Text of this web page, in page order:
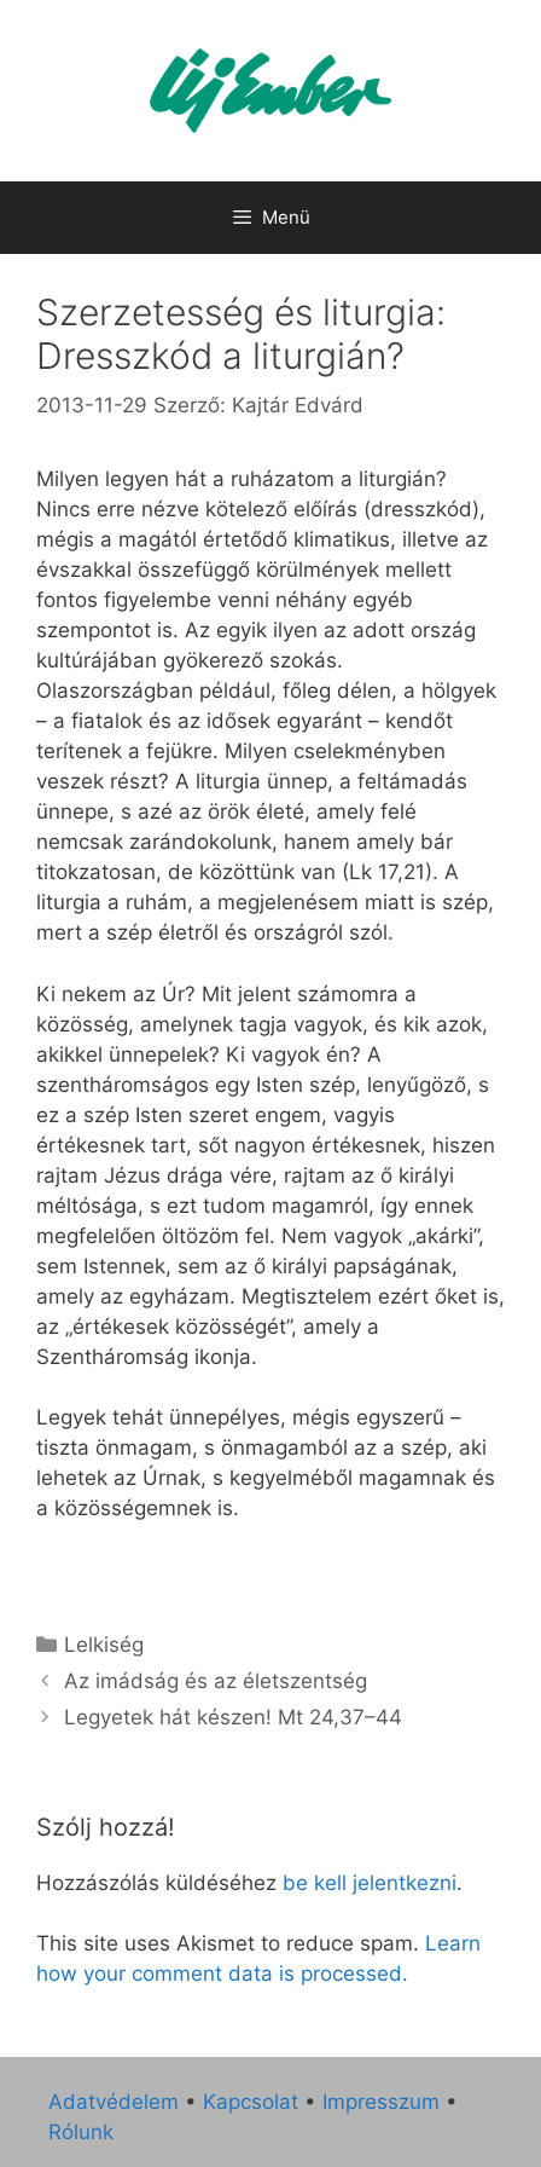
Menü
Szerzetesség és liturgia:
Dresszkód a liturgián?
2013-11-29 Szerző: Kajtár Edvárd
Milyen legyen hát a ruházatom a liturgián?
Nincs erre nézve kötelező előírás (dresszkód),
mégis a magától értetődő klimatikus, illetve az
évszakkal összefüggő körülmények mellett
fontos figyelembe venni néhány egyéb
szempontot is. Az egyik ilyen az adott ország
kultúrájában gyökerező szokás.
Olaszországban például, főleg délen, a hölgyek
– a fiatalok és az idősek egyaránt – kendőt
terítenek a fejükre. Milyen cselekményben
veszek részt? A liturgia ünnep, a feltámadás
ünnepe, s azé az örök életé, amely felé
nemcsak zarándokolunk, hanem amely bár
titokzatosan, de közöttünk van (Lk 17,21). A
liturgia a ruhám, a megjelenésem miatt is szép,
mert a szép életről és országról szól.
Ki nekem az Úr? Mit jelent számomra a
közösség, amelynek tagja vagyok, és kik azok,
akikkel ünnepelek? Ki vagyok én? A
szentháromságos egy Isten szép, lenyűgöző, s
ez a szép Isten szeret engem, vagyis
értékesnek tart, sőt nagyon értékesnek, hiszen
rajtam Jézus drága vére, rajtam az ő királyi
méltósága, s ezt tudom magamról, így ennek
megfelelően öltözöm fel. Nem vagyok „akárki”,
sem Istennek, sem az ő királyi papságának,
amely az egyházam. Megtisztelem ezért őket is,
az „értékesek közösségét”, amely a
Szentháromság ikonja.
Legyek tehát ünnepélyes, mégis egyszerű –
tiszta önmagam, s önmagamból az a szép, aki
lehetek az Úrnak, s kegyelméből magamnak és
a közösségemnek is.
Kategória
Lelkiség
Az imádság és az életszentség
Legyetek hát készen! Mt 24,37–44
Szólj hozzá!
Hozzászólás küldéséhez be kell jelentkezni.
This site uses Akismet to reduce spam. Learn
how your comment data is processed.
Adatvédelem • Kapcsolat • Impresszum •
Rólunk